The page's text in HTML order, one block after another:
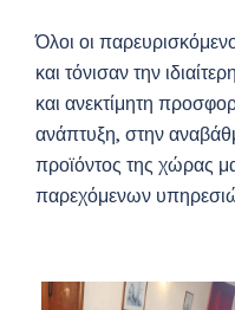
Όλοι οι
και τόνισαν την
και ανεκτίμητη
ανάπτυξη, στην
προϊόντος της χώρας
παρεχόμενων